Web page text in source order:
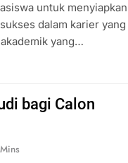
untuk menyiapkan
dalam karier yang
yang…
bagi Calon